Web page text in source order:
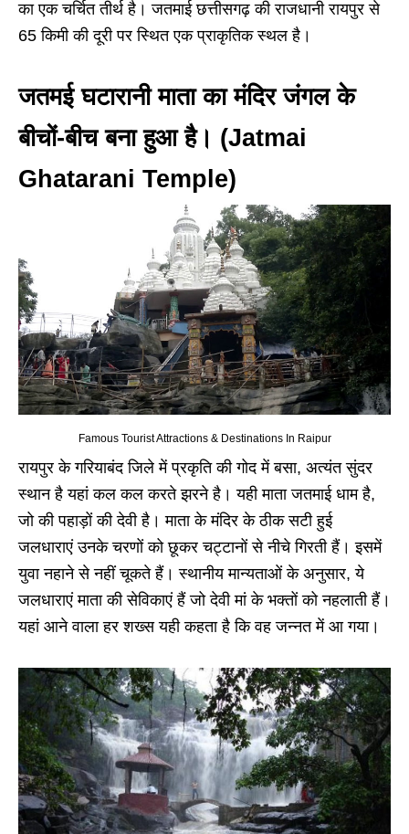
का एक चर्चित तीर्थ है। जतमाई छत्तीसगढ़ की राजधानी रायपुर से
65 किमी की दूरी पर स्थित एक प्राकृतिक स्थल है।
जतमई घटारानी माता का मंदिर जंगल के
बीचों-बीच बना हुआ है। (Jatmai
Ghatarani Temple)
Famous Tourist Attractions & Destinations In Raipur
रायपुर के गरियाबंद जिले में प्रकृति की गोद में बसा, अत्यंत सुंदर
स्थान है यहां कल कल करते झरने है। यही माता जतमाई धाम है,
जो की पहाड़ों की देवी है। माता के मंदिर के ठीक सटी हुई
जलधाराएं उनके चरणों को छूकर चट्टानों से नीचे गिरती हैं। इसमें
युवा नहाने से नहीं चूकते हैं। स्‍थानीय मान्‍यताओं के अनुसार, ये
जलधाराएं माता की सेविकाएं हैं जो देवी मां के भक्‍तों को नहलाती हैं।
यहां आने वाला हर शख्स यही कहता है कि वह जन्नत में आ गया।